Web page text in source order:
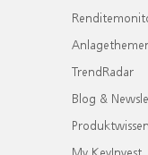
TrendRadar
Blog &
Produktwissen